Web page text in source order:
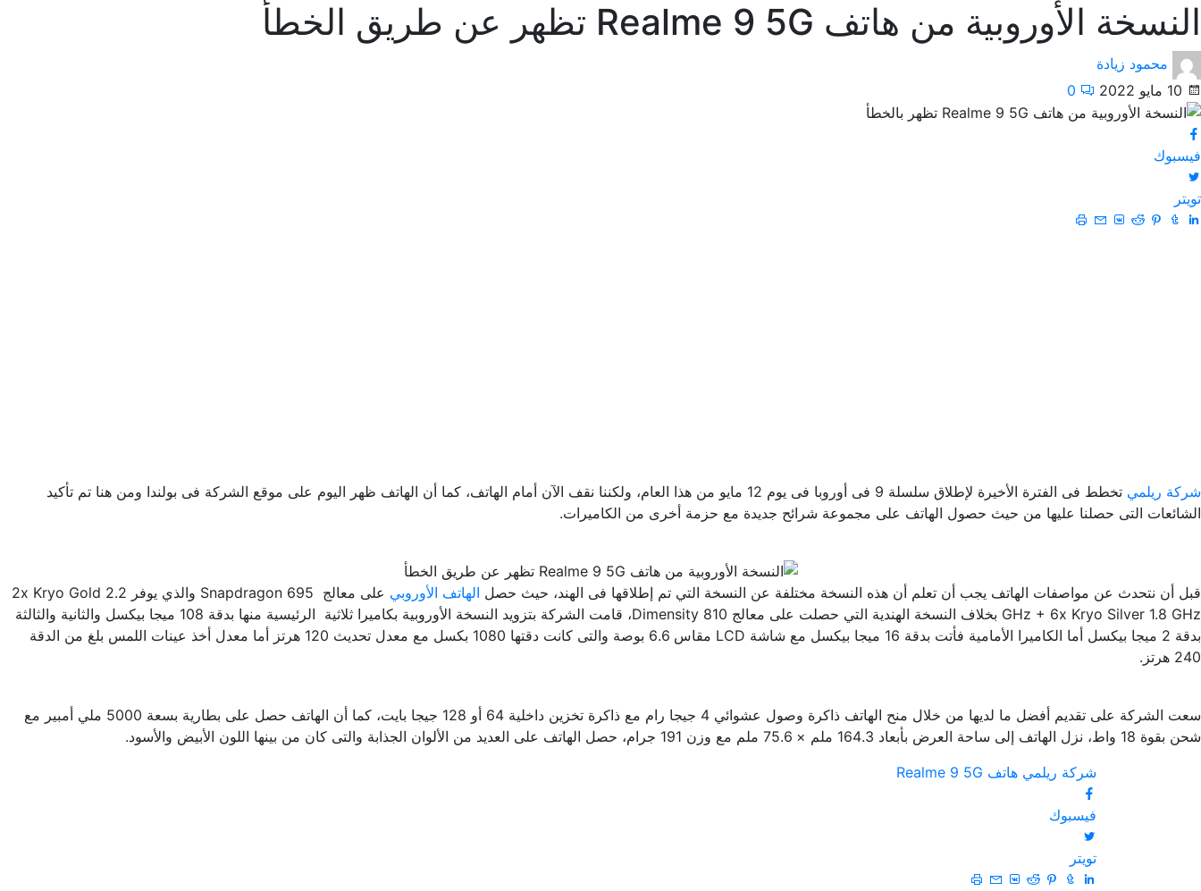
النسخة الأوروبية من هاتف Realme 9 5G تظهر عن طريق الخطأ
محمود زيادة
10 مايو 2022
0
فيسبوك
تويتر
شركة ريلمي
تخطط فى الفترة الأخيرة لإطلاق سلسلة 9 فى أوروبا فى يوم 12 مايو من هذا العام، ولكننا نقف الآن أمام الهاتف، كما أن الهاتف ظهر اليوم على موقع الشركة فى بولندا ومن هنا تم تأكيد
الشائعات التى حصلنا عليها من حيث حصول الهاتف على مجموعة شرائح جديدة مع حزمة أخرى من الكاميرات.
قبل أن نتحدث عن مواصفات الهاتف يجب أن تعلم أن هذه النسخة مختلفة عن النسخة التي تم إطلاقها فى الهند، حيث حصل الهاتف الأوروبي
على معالج Snapdragon 695 والذي يوفر 2x Kryo Gold 2.2
GHz + 6x Kryo Silver 1.8 GHz بخلاف النسخة الهندية التي حصلت على معالج Dimensity 810، قامت الشركة بتزويد النسخة الأوروبية بكاميرا ثلاثية الرئيسية منها بدقة 108 ميجا بيكسل والثانية والثالثة
بدقة 2 ميجا بيكسل أما الكاميرا الأمامية فأتت بدقة 16 ميجا بيكسل مع شاشة LCD مقاس 6.6 بوصة والتى كانت دقتها 1080 بكسل مع معدل تحديث 120 هرتز أما معدل أخذ عينات اللمس بلغ من الدقة
240 هرتز.
سعت الشركة على تقديم أفضل ما لديها من خلال منح الهاتف ذاكرة وصول عشوائي 4 جيجا رام مع ذاكرة تخزين داخلية 64 أو 128 جيجا بايت، كما أن الهاتف حصل على بطارية بسعة 5000 ملي أمبير مع
شحن بقوة 18 واط، نزل الهاتف إلى ساحة العرض بأبعاد 164.3 ملم × 75.6 ملم مع وزن 191 جرام، حصل الهاتف على العديد من الألوان الجذابة والتى كان من بينها اللون الأبيض والأسود.
شركة ريلمي هاتف Realme 9 5G
فيسبوك
تويتر